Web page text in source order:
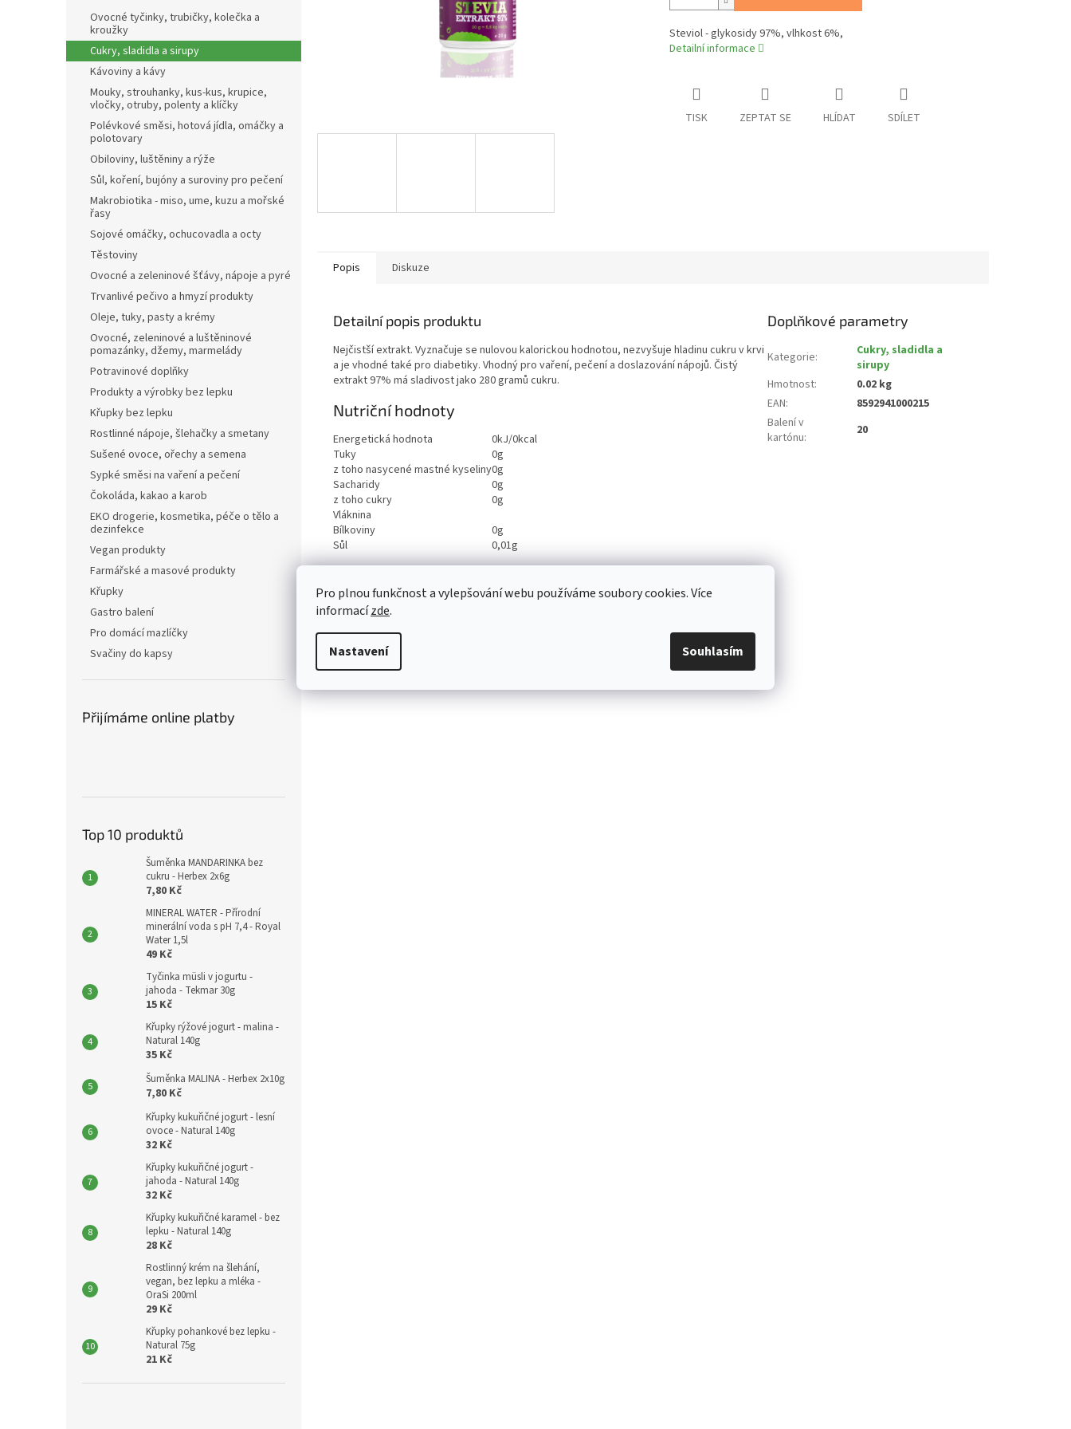
Pro plnou funkčnost a vylepšování webu používáme soubory cookies. Více
informacízde.
Nastavení Souhlasím
l
Ovocné tyčinky, trubičky, kolečka a
kroužky
Cukry, sladidla a sirupy
Kávoviny a kávy
Mouky, strouhanky, kus-kus, krupice,
vločky, otruby, polenty a klíčky
Polévkové směsi, hotová jídla, omáčky a
polotovary
Obiloviny, luštěniny a rýže
Sůl, koření, bujóny a suroviny pro pečení
Makrobiotika - miso, ume, kuzu a mořské
řasy
Sojové omáčky, ochucovadla a octy
Těstoviny
Ovocné a zeleninové šťávy, nápoje a pyré
Trvanlivé pečivo a hmyzí produkty
Oleje, tuky, pasty a krémy
Ovocné, zeleninové a luštěninové
pomazánky, džemy, marmelády
Potravinové doplňky
Produkty a výrobky bez lepku
Křupky bez lepku
Rostlinné nápoje, šlehačky a smetany
Sušené ovoce, ořechy a semena
Sypké směsi na vaření a pečení
Čokoláda, kakao a karob
EKO drogerie, kosmetika, péče o tělo a
dezinfekce
Vegan produkty
Farmářské a masové produkty
Křupky
Gastro balení
Pro domácí mazlíčky
Svačiny do kapsy
Přijímáme online platby
Top 10 produktů
Šuměnka MANDARINKA bez
cukru - Herbex 2x6g
7,80 Kč
MINERAL WATER - Přírodní
minerální voda s pH 7,4 - Royal
Water 1,5l
49 Kč
Tyčinka müsli v jogurtu -
jahoda - Tekmar 30g
15 Kč
Křupky rýžové jogurt - malina -
Natural 140g
35 Kč
Šuměnka MALINA - Herbex 2x10g
7,80 Kč
Křupky kukuřičné jogurt - lesní
ovoce - Natural 140g
32 Kč
Křupky kukuřičné jogurt -
jahoda - Natural 140g
32 Kč
Křupky kukuřičné karamel - bez
lepku - Natural 140g
28 Kč
Rostlinný krém na šlehání,
vegan, bez lepku a mléka -
OraSi 200ml
29 Kč
Křupky pohankové bez lepku -
Natural 75g
21 Kč
Steviol - glykosidy 97%, vlhkost 6%,
Detailní informace
TISK ZEPTAT SE HLÍDAT SDÍLET
Popis Diskuze
Detailní popis produktu
Nejčistší extrakt. Vyznačuje se nulovou kalorickou hodnotou, nezvyšuje hladinu cukru v krvi
a je vhodné také pro diabetiky. Vhodný pro vaření, pečení a doslazování nápojů. Čistý
extrakt 97% má sladivost jako 280 gramů cukru.
Nutriční hodnoty
Energetická hodnota
0kJ/0kcal
Tuky
0g
z toho nasycené mastné kyseliny0g
Sacharidy
0g
z toho cukry
0g
Vláknina
Bílkoviny
0g
Sůl
0,01g
Doplňkové parametry
Kategorie:
Cukry, sladidla a
sirupy
Hmotnost:
0.02 kg
EAN:
8592941000215
Balení v
kartónu: 20